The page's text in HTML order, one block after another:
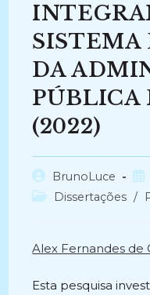
SISTEMA
DA
PÚBLICA
(2022)
Autor
do
BrunoLuce
Categoria
Dissertações /
Alex Fernandes de
Esta pesquisa